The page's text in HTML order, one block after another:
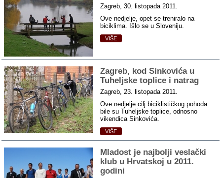
Zagreb, 30. listopada 2011.
Ove nedjelje, opet se treniralo na
biciklima. Išlo se u Sloveniju.
VIŠE
Zagreb, kod Sinkovića u
Tuheljske toplice i natrag
Zagreb, 23. listopada 2011.
Ove nedjelje cilj biciklističkog pohoda
bile su Tuheljske toplice, odnosno
vikendica Sinkovića.
VIŠE
Mladost je najbolji veslački
klub u Hrvatskoj u 2011.
godini